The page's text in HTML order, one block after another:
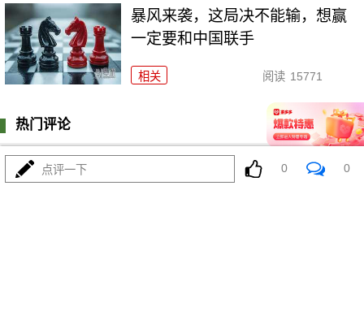
暴风来袭，这局决不能输，想赢
一定要和中国联手
相关 阅读 15771
热门评论
0 条评论 登陆
点评一下 0 0